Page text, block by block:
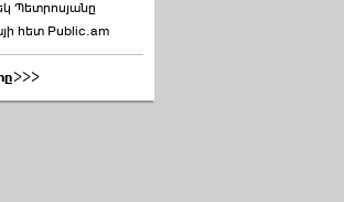
Պետրոսյանը
հետ Public.am